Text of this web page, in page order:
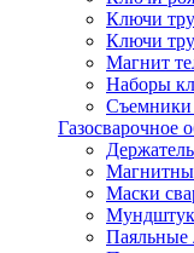
Ключи
Ключи
Магнит
Наборы
Съемники
Газосварочное
Маски
Паяльные